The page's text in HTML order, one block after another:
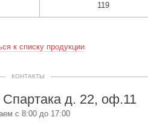
119
к списку продукции
КОНТАКТЫ
Спартака д. 22, оф.11
с 8:00 до 17:00